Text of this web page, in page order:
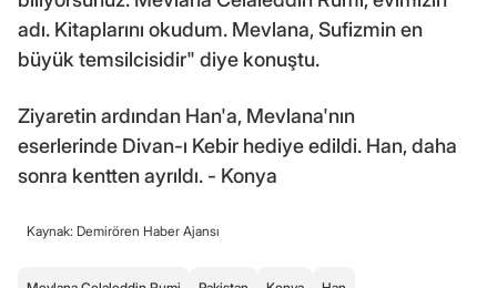
adı. Kitaplarını okudum. Mevlana, Sufizmin en
büyük temsilcisidir" diye konuştu.
Ziyaretin ardından Han'a, Mevlana'nın
eserlerinde Divan-ı Kebir hediye edildi. Han, daha
sonra kentten ayrıldı. - Konya
Kaynak: Demirören Haber Ajansı